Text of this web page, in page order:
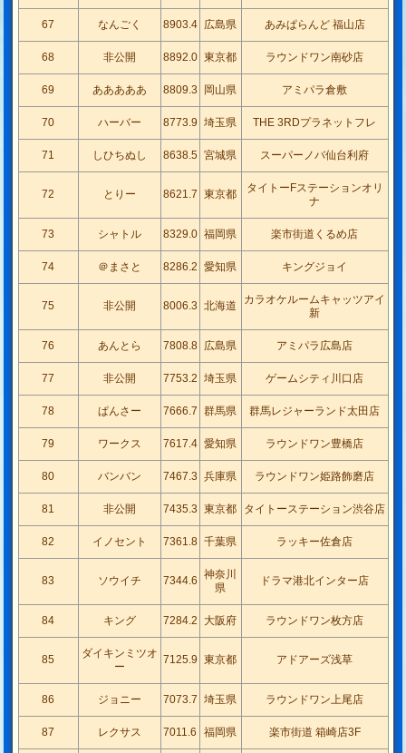
67 なんごく 8903.4 広島県 あみぱらんど 福山店
68 非公開 8892.0 東京都 ラウンドワン南砂店
69 あああああ 8809.3 岡山県 アミパラ倉敷
70 ハーバー 8773.9 埼玉県 THE 3RDプラネットフレ
71 しひちぬし 8638.5 宮城県 スーパーノバ仙台利府
72 とりー 8621.7 東京都
タイトーFステーションオリ
ナ
73 シャトル 8329.0 福岡県 楽市街道くるめ店
74 ＠まさと 8286.2 愛知県 キングジョイ
75 非公開 8006.3 北海道
カラオケルームキャッツアイ
新
76 あんとら 7808.8 広島県 アミパラ広島店
77 非公開 7753.2 埼玉県 ゲームシティ川口店
78 ぱんさー 7666.7 群馬県 群馬レジャーランド太田店
79 ワークス 7617.4 愛知県 ラウンドワン豊橋店
80 バンバン 7467.3 兵庫県 ラウンドワン姫路飾磨店
81 非公開 7435.3 東京都 タイトーステーション渋谷店
82 イノセント 7361.8 千葉県 ラッキー佐倉店
83 ソウイチ 7344.6 神奈川
県
ドラマ港北インター店
84 キング 7284.2 大阪府 ラウンドワン枚方店
85
ダイキンミツオ
ー
7125.9 東京都 アドアーズ浅草
86 ジョニー 7073.7 埼玉県 ラウンドワン上尾店
87 レクサス 7011.6 福岡県 楽市街道 箱崎店3F